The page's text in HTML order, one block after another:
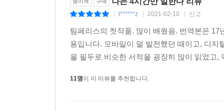
놀랄 액수의 수입을 챙겼다.
페리스는 그다지 평평하지 않은 이 세상에서 크게
- 『이코노미스트The Economist』
t******z 2021-02-10 신고
팀페리스의 첫작품. 많이 배웠음. 번역본은
용입니다. 모바일이 덜 발전했던 때이고, 디
을 필두로 비슷한 서적을 굉장히 많이 읽었고
11명이 이 리뷰를 추천합니다.